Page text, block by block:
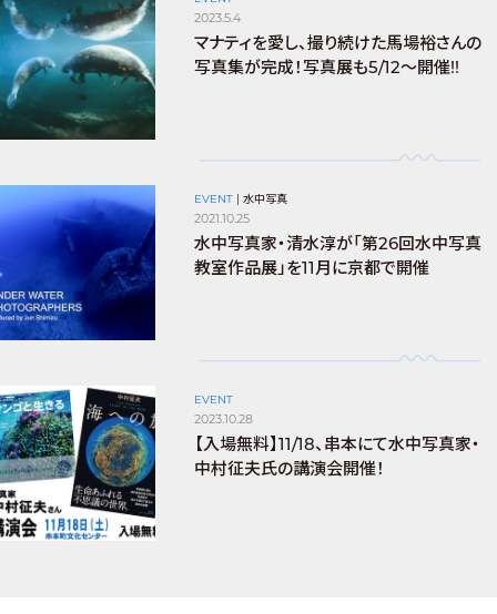
2023.5.4
マナティを愛し、撮り続けた馬場裕さんの
写真集が完成！写真展も5/12～開催!!
EVENT |水中写真
2021.10.25
水中写真家・清水淳が「第26回水中写真
教室作品展」を11月に京都で開催
EVENT
2023.10.28
【入場無料】11/18、串本にて水中写真家・
中村征夫氏の講演会開催！